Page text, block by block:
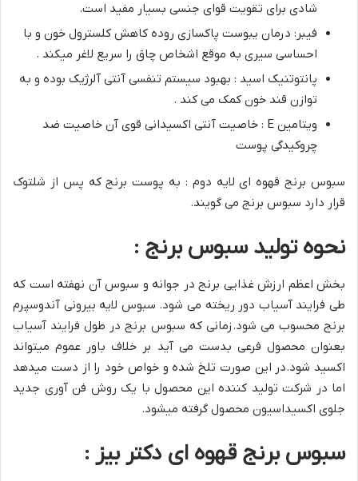
شادی برای تقویت قوای جنسی بسیار مفید است.
فیبر: درمان یبوست پاکسازی روده کاهش کلسترول خون و با
احساسی سیری به موقع اشخاص چاق را سریع لاغر میکند .
پانتوتنیک اسید : بهبود سیستم تنفسی آنتی آلرژیک بوده و به
توازن قند خون کمک می کند .
ویتامین E : خاصیت آنتی اکسیدانی قوی آن خاصیت ضد
چروکیدگی پوست
سبوس برنج قهوه ای لایه دوم : به پوست برنج که پس از شلتوک
قرار دارد سبوس برنج می گویند.
نحوه تولید سبوس برنج :
بخش اعظم ارزش غذایی برنج در جوانه و سبوس آن نهفته است که
طی فرایند آسیاب دور ریخته می شود. سبوس لایه بیرونی آندوسپرم
برنج محسوب می شود.زمانی که سبوس برنج در طول فرایند آسیاب
بعنوان محصول فرعی بدست می آید بر خلاف باور عموم میتواند
اکسید شود.در این صورت تلخ شده و خواص خود را از دست میدهد
اما در شرکت تولید کننده این محصول با یک روش فن آوری جدید
جلوی اکسیداسیون محصول گرفته میشود.
سبوس برنج قهوه ای دکتر بیز :